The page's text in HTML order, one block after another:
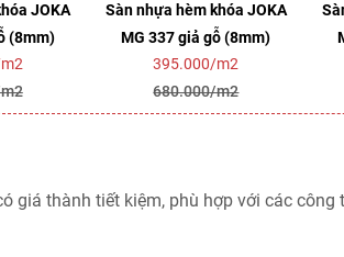
JOKA
(8mm)
Sàn nhựa hèm khóa JOKA
MG 337 giả gỗ (8mm)
395.000/m2
680.000/m2
giá thành tiết kiệm, phù hợp với các